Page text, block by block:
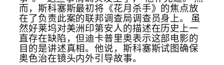
而，斯科塞斯最初将《花月杀手》的焦点放
在了负责此案的联邦调查局调查员身上。 虽
然好莱坞对美洲印第安人的描述在历史上一
直存在缺陷，但迪卡普里奥表示这部电影的
目的是讲述真相。他说，斯科塞斯试图确保
奥色治在镜头内外引导故事。